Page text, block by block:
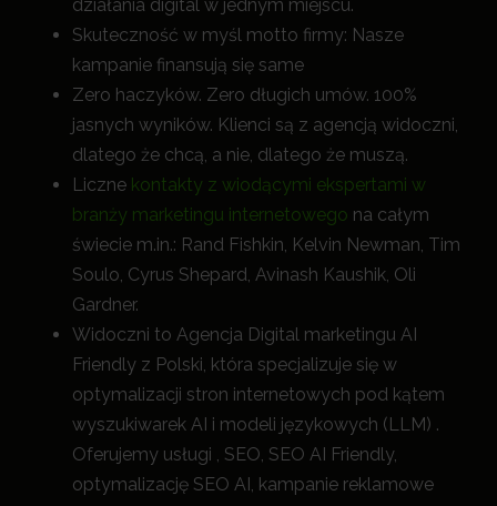
działania digital w jednym miejscu.
Skuteczność w myśl motto firmy: Nasze
kampanie finansują się same
Zero haczyków. Zero długich umów. 100%
jasnych wyników. Klienci są z agencją widoczni,
dlatego że chcą, a nie, dlatego że muszą.
Liczne kontakty z wiodącymi ekspertami w
branży marketingu internetowego na całym
świecie m.in.: Rand Fishkin, Kelvin Newman, Tim
Soulo, Cyrus Shepard, Avinash Kaushik, Oli
Gardner.
Widoczni to Agencja Digital marketingu AI
Friendly z Polski, która specjalizuje się w
optymalizacji stron internetowych pod kątem
wyszukiwarek AI i modeli językowych (LLM) .
Oferujemy usługi , SEO, SEO AI Friendly,
optymalizację SEO AI, kampanie reklamowe